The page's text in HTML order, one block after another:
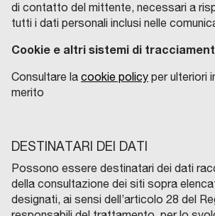
di contatto del mittente, necessari a
tutti i dati personali inclusi nelle
Cookie e altri sistemi di
Consultare la cookie policy per ulteriori
merito
DESTINATARI DEI DATI
Possono essere destinatari dei dati
della consultazione dei siti sopra
designati, ai sensi dell’articolo 28 del